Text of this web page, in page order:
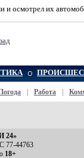
и осмотрел их
Работа
24»
77-44763
18+